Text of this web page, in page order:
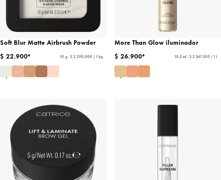
Soft Blur Matte Airbrush Powder
$ 22.900*
10 g - $ 2.290.000 / 1 kg
More Than Glow iluminador
$ 26.900*
10,5 ml - $ 2.561.905 / 1 l